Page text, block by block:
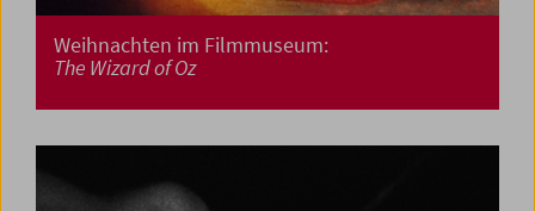
Weihnachten im Filmmuseum:
The Wizard of Oz